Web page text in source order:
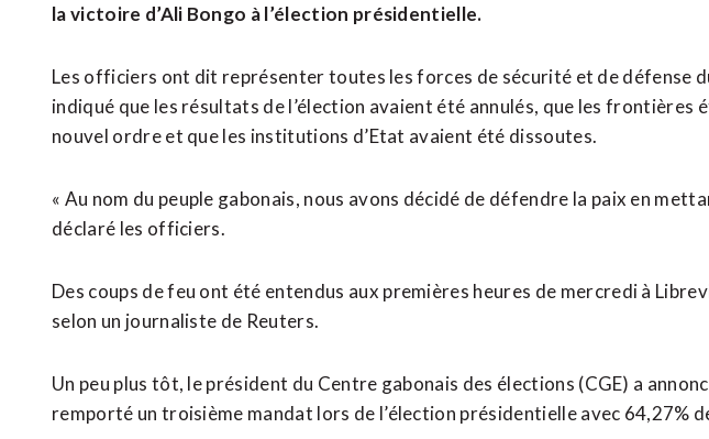
la victoire d’Ali Bongo à l’élection présidentielle.
Les officiers ont dit représenter toutes les forces de sécurité et de défense
indiqué que les résultats de l’élection avaient été annulés, que les frontières
nouvel ordre et que les institutions d’Etat avaient été dissoutes.
« Au nom du peuple gabonais, nous avons décidé de défendre la paix en
déclaré les officiers.
Des coups de feu ont été entendus aux premières heures de mercredi à
selon un journaliste de Reuters.
Un peu plus tôt, le président du Centre gabonais des élections (CGE) a
remporté un troisième mandat lors de l’élection présidentielle avec 64,27%